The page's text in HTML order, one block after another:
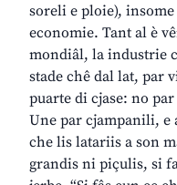
soreli e ploie),
economie. Tant al è
mondiâl, la industrie
stade chê dal lat, par
puarte di cjase: no
Une par cjampanili, e
che lis latariis a son
grandis ni piçulis, si